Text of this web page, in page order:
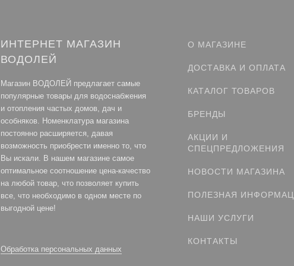
ИНТЕРНЕТ МАГАЗИН
ВОДОЛЕЙ
Магазин ВОДОЛЕЙ предлагает самые
популярные товары для водоснабжения
и отопления частых домов, дач и
особняков. Номенклатура магазина
постоянно расширяется, давая
возможность приобрести именно то, что
Вы искали. В нашем магазине самое
оптимальное соотношение цена-качество
на любой товар, что позволяет купить
все, что необходимо в одном месте по
выгодной цене!
Обработка персональных данных
О МАГАЗИНЕ
ДОСТАВКА И ОПЛАТА
КАТАЛОГ ТОВАРОВ
БРЕНДЫ
АКЦИИ И
СПЕЦПРЕДЛОЖЕНИЯ
НОВОСТИ МАГАЗИНА
ПОЛЕЗНАЯ
НАШИ УСЛУГИ
КОНТАКТЫ